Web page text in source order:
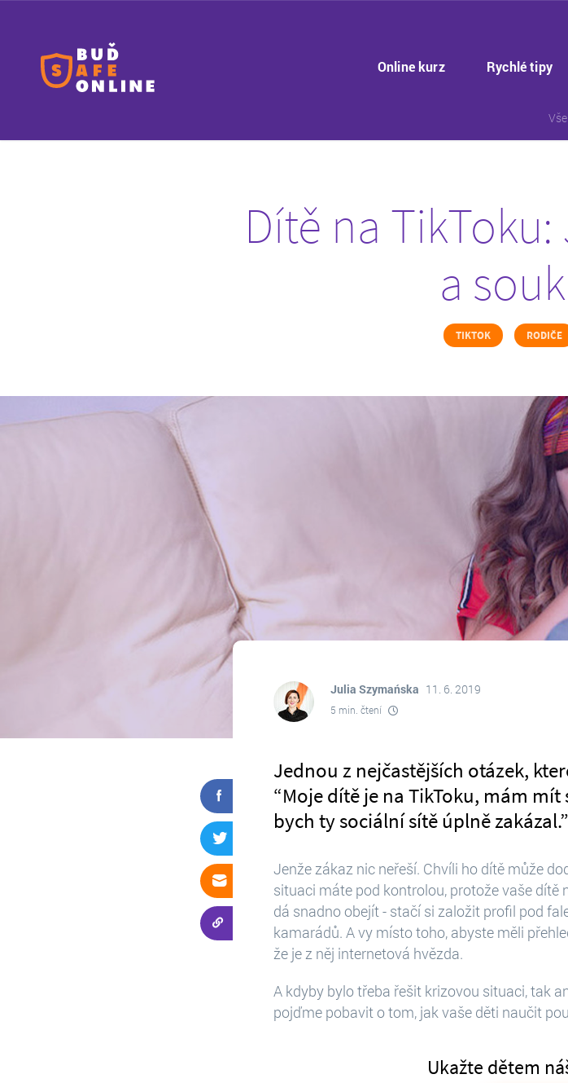
Online kurz Rychlé tipy
Vše
Dítě na
a
TIKTOK RODIČE
Julia Szymańska 11. 6. 2019
5 min. čtení
Jednou z nejčastějších otázek,
“Moje dítě je na TikToku, mám mít
bych ty sociální sítě úplně zakázal.”
Jenže zákaz nic neřeší. Chvíli ho dítě může
situaci máte pod kontrolou, protože vaše dítě
dá snadno obejít - stačí si založit profil pod
kamarádů. A vy místo toho, abyste měli
že je z něj internetová hvězda.
A kdyby bylo třeba řešit krizovou situaci, tak
pojďme pobavit o tom, jak vaše děti naučit
Ukažte dětem